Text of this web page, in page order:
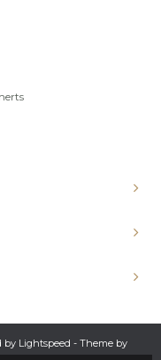
by Lightspeed - Theme by